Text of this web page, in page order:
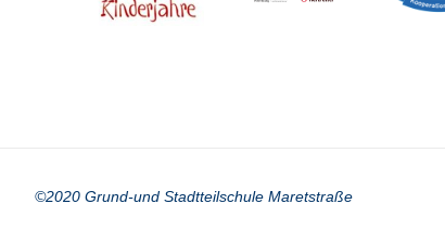
©2020 Grund-und Stadtteilschule Maretstraße